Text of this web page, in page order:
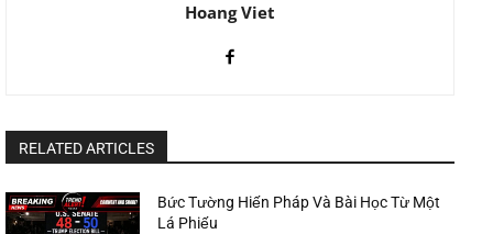
Hoang Viet
RELATED ARTICLES
Bức Tường Hiến Pháp Và Bài Học Từ Một
Lá Phiếu